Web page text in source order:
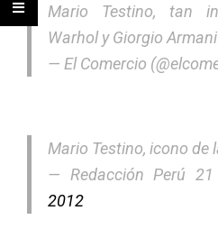
Mario Testino, tan
Warhol y Giorgio
— El Comercio
Mario Testino, icono de
— Redacción Perú 21
2012